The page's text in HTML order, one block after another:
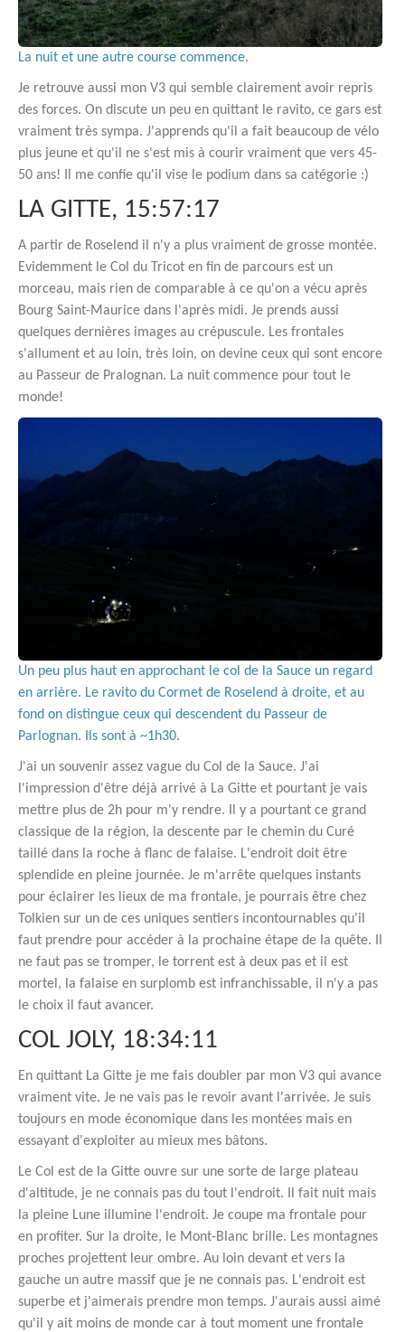
La nuit et une autre course commence.
Je retrouve aussi mon V3 qui semble clairement avoir repris
des forces. On discute un peu en quittant le ravito, ce gars est
vraiment très sympa. J'apprends qu'il a fait beaucoup de vélo
plus jeune et qu'il ne s'est mis à courir vraiment que vers 45-
50 ans! Il me confie qu'il vise le podium dans sa catégorie :)
LA GITTE, 15:57:17
A partir de Roselend il n'y a plus vraiment de grosse montée.
Evidemment le Col du Tricot en fin de parcours est un
morceau, mais rien de comparable à ce qu'on a vécu après
Bourg Saint-Maurice dans l'après midi. Je prends aussi
quelques dernières images au crépuscule. Les frontales
s'allument et au loin, très loin, on devine ceux qui sont encore
au Passeur de Pralognan. La nuit commence pour tout le
monde!
Un peu plus haut en approchant le col de la Sauce un regard
en arrière. Le ravito du Cormet de Roselend à droite, et au
fond on distingue ceux qui descendent du Passeur de
Parlognan. Ils sont à ~1h30.
J'ai un souvenir assez vague du Col de la Sauce. J'ai
l'impression d'être déjà arrivé à La Gitte et pourtant je vais
mettre plus de 2h pour m'y rendre. Il y a pourtant ce grand
classique de la région, la descente par le chemin du Curé
taillé dans la roche à flanc de falaise. L'endroit doit être
splendide en pleine journée. Je m'arrête quelques instants
pour éclairer les lieux de ma frontale, je pourrais être chez
Tolkien sur un de ces uniques sentiers incontournables qu'il
faut prendre pour accéder à la prochaine étape de la quête. Il
ne faut pas se tromper, le torrent est à deux pas et il est
mortel, la falaise en surplomb est infranchissable, il n'y a pas
le choix il faut avancer.
COL JOLY, 18:34:11
En quittant La Gitte je me fais doubler par mon V3 qui avance
vraiment vite. Je ne vais pas le revoir avant l'arrivée. Je suis
toujours en mode économique dans les montées mais en
essayant d'exploiter au mieux mes bâtons.
Le Col est de la Gitte ouvre sur une sorte de large plateau
d'altitude, je ne connais pas du tout l'endroit. Il fait nuit mais
la pleine Lune illumine l'endroit. Je coupe ma frontale pour
en profiter. Sur la droite, le Mont-Blanc brille. Les montagnes
proches projettent leur ombre. Au loin devant et vers la
gauche un autre massif que je ne connais pas. L'endroit est
superbe et j'aimerais prendre mon temps. J'aurais aussi aimé
qu'il y ait moins de monde car à tout moment une frontale